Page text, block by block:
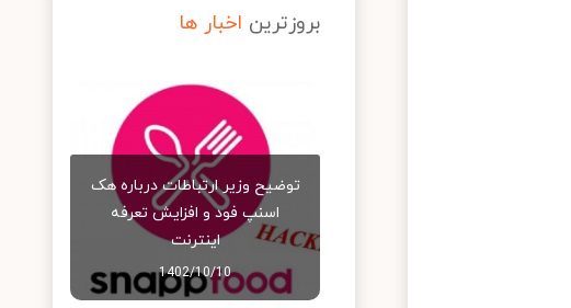
بروزترین اخبار ها
توضیح وزیر ارتباطات درباره هک
اسنپ‌ فود و افزایش تعرفه
اینترنت
1402/10/10